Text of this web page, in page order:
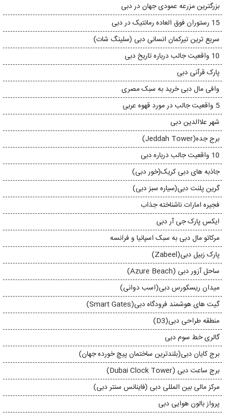
بزرگترین مزرعه عمودی جهان در دبی
15 رستوران فوق العاده رمانتیک در دبی
سریع ترین تیرکمان انسانی دبی (سلینگ شات)
10 واقعیت جالب درباره تاریخ دبی
پارک قرآنی دبی
وافی مال دبی خرید به سبک مصری
5 واقعیت جالب در مورد قهوه عربی
شهر علاالدین دبی
برج جده(Jeddah Tower)
10 واقعیت جالب درباره دبی
جاذبه های دبی کریک(خور دبی)
گرین پلنت دبی(سیاره سبز دبی)
فجیره امارات ناشناخته جذاب
ایکس پارک جی آر دبی
مرکاتو مال دبی به سبک اسپانیا و فرانسه
پارک زبیل دبی(Zabeel)
ساحل آزور دبی (Azure Beach)
میدان ریسکورس دبی(اسب دوانی)
گیت های هوشمند فرودگاه دبی(Smart Gates)
منطقه طراحی دبی(D3)
گالری خط سوم دبی
برج کایان دبی(بلندترین ساختمان پیچ خورده جهان)
برج ساعت دبی (Dubai Clock Tower)
مرکز مالی بین المللی دبی (فاینانس سنتر دبی)
پرواز بالون هوایی دبی